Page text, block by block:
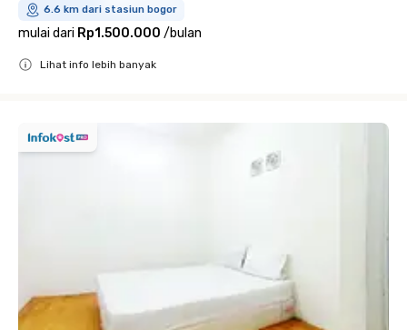
6.6 km dari stasiun bogor
mulai dari Rp1.500.000 /bulan
Lihat info lebih banyak